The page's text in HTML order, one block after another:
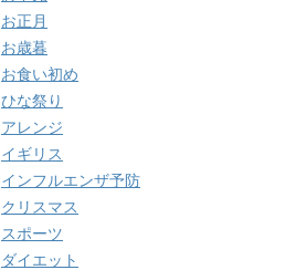
お正月
お歳暮
お食い初め
ひな祭り
アレンジ
イギリス
インフルエンザ予防
クリスマス
スポーツ
ダイエット